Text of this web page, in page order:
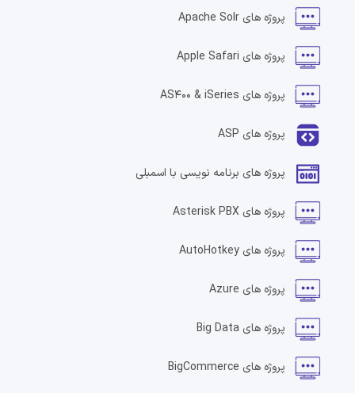
پروژه های Apache Solr
پروژه های Apple Safari
پروژه های AS400 & iSeries
پروژه های ASP
پروژه های برنامه نویسی با اسمبلی
پروژه های Asterisk PBX
پروژه های AutoHotkey
پروژه های Azure
پروژه های Big Data
پروژه های BigCommerce